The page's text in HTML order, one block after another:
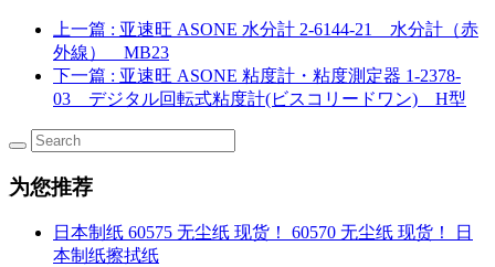
上一篇 : 亚速旺 ASONE 水分計 2-6144-21 水分計（赤
外線） MB23
下一篇 : 亚速旺 ASONE 粘度計・粘度測定器 1-2378-
03 デジタル回転式粘度計(ビスコリードワン) H型
为您推荐
日本制纸 60575 无尘纸 现货！ 60570 无尘纸 现货！ 日
本制纸擦拭纸